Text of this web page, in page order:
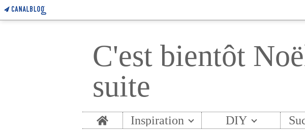
C'est bientôt
suite
Home Inspiration DIY